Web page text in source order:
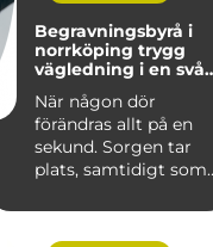
Begravningsbyrå i
norrköping trygg
vägledning i en svår
När någon dör
förändras allt på en
sekund. Sorgen tar
plats, samtidigt som
kräver s...